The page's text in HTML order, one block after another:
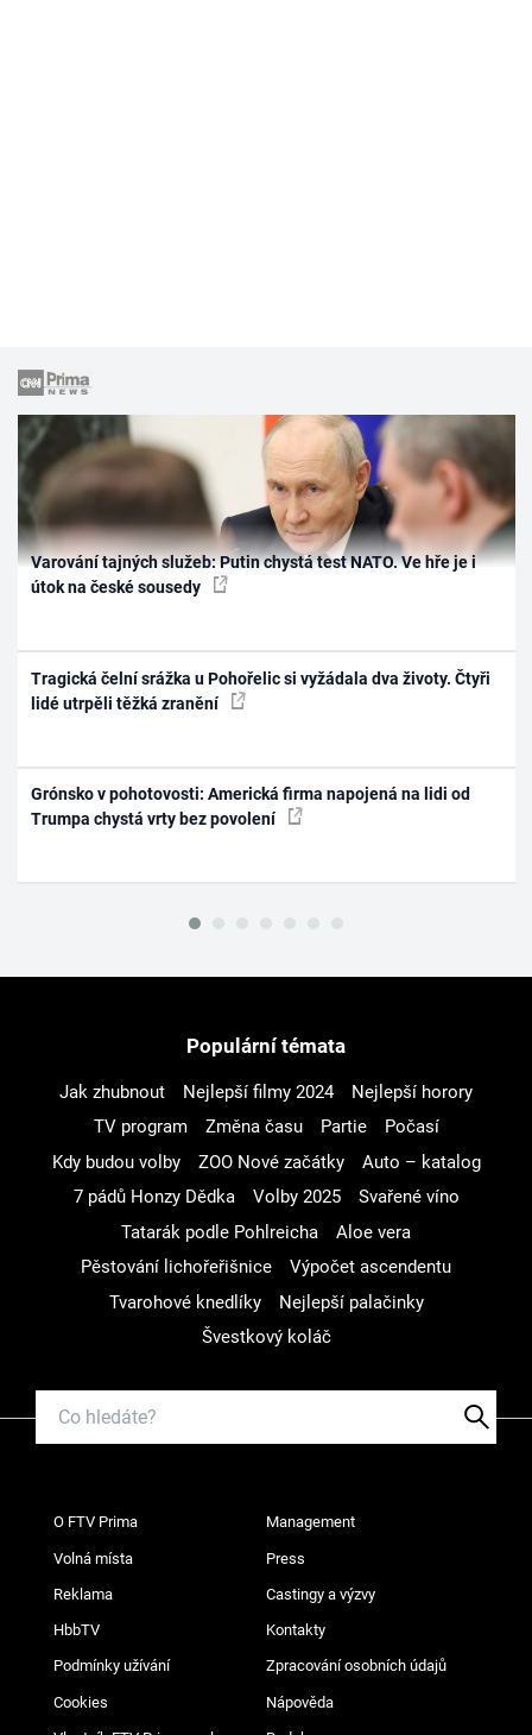
Varování tajných služeb: Putin chystá test NATO. Ve hře je i
útok na české sousedy
Tragická čelní srážka u Pohořelic si vyžádala dva životy. Čtyři
lidé utrpěli těžká zranění
Grónsko v pohotovosti: Americká firma napojená na lidi od
Trumpa chystá vrty bez povolení
Populární témata
Jak zhubnout Nejlepší filmy 2024
Nejlepší horory
TV program
Změna času Partie
Počasí
Kdy budou volby
ZOO Nové začátky
Auto – katalog
7 pádů Honzy Dědka
Volby 2025
Svařené víno
Tatarák podle Pohlreicha
Aloe vera
Pěstování lichořeřišnice
Výpočet ascendentu
Tvarohové knedlíky
Nejlepší palačinky
Švestkový koláč
O FTV Prima Management
Volná místa Press
Reklama Castingy a výzvy
HbbTV Kontakty
Podmínky užívání Zpracování osobních údajů
Cookies Nápověda